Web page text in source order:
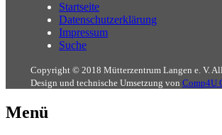
Startseite
Datenschutzerklärung
Impressum
Suche
Copyright © 2018 Mütterzentrum Langen e. V.
Design und technische Umsetzung von Comp4U
Menü